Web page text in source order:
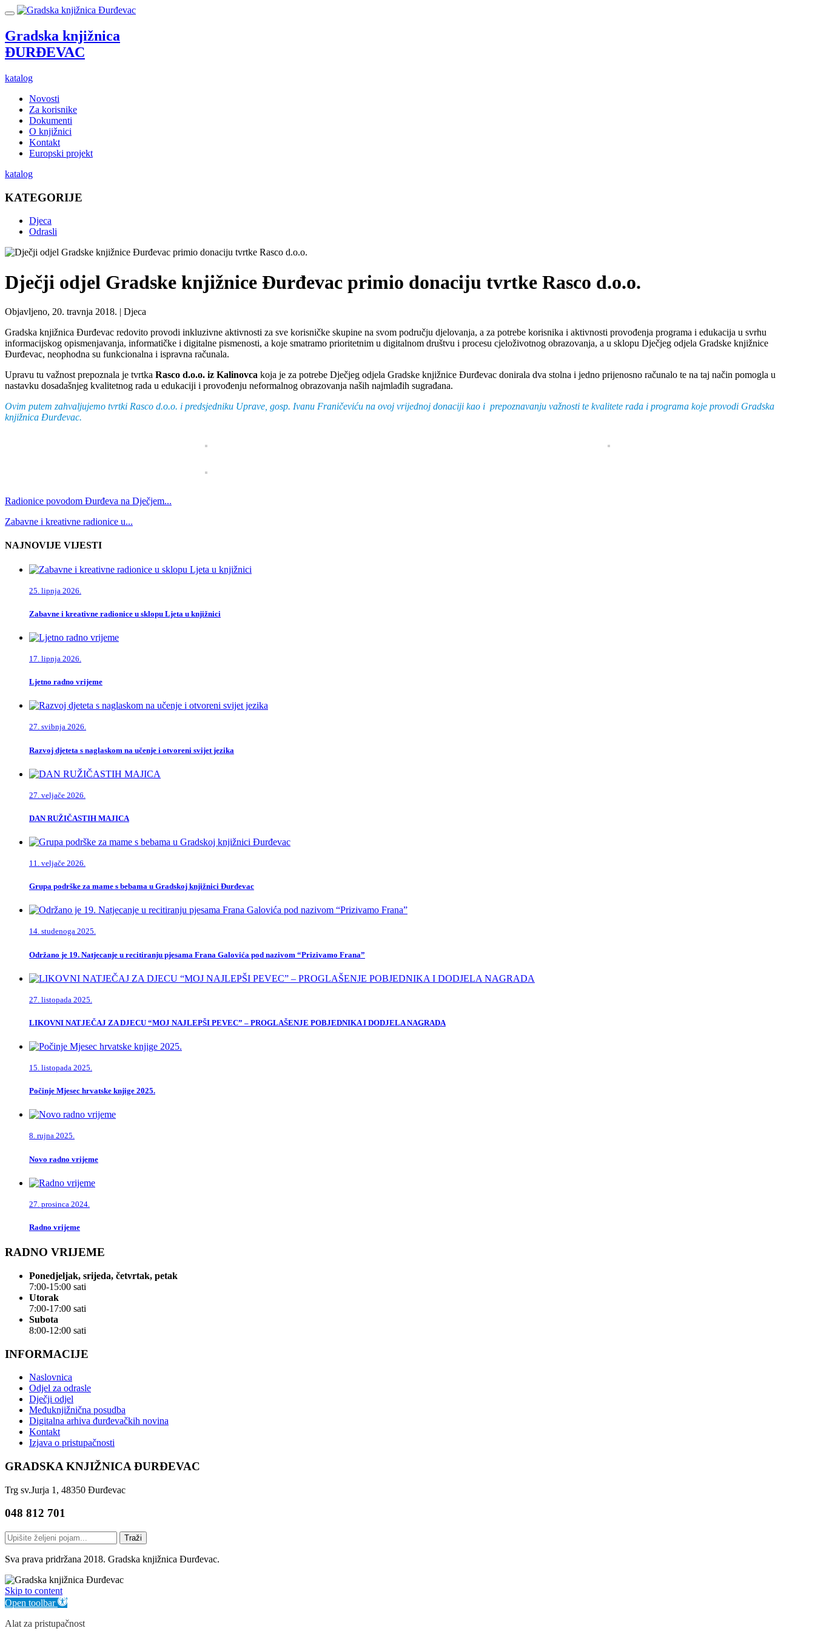
Gradska knjižnica
ĐURĐEVAC
katalog
Novosti
Za korisnike
Dokumenti
O knjižnici
Kontakt
Europski projekt
katalog
KATEGORIJE
Djeca
Odrasli
Dječji odjel Gradske knjižnice Đurđevac primio donaciju tvrtke Rasco d.o.o.
Objavljeno, 20. travnja 2018. | Djeca
Gradska knjižnica Đurđevac redovito provodi inkluzivne aktivnosti za sve korisničke skupine na svom području djelovanja, a za potrebe korisnika i aktivnosti provođenja programa i edukacija u svrhu
informacijskog opismenjavanja, informatičke i digitalne pismenosti, a koje smatramo prioritetnim u digitalnom društvu i procesu cjeloživotnog obrazovanja, a u sklopu Dječjeg odjela Gradske knjižnice
Đurđevac, neophodna su funkcionalna i ispravna računala.
Upravu tu važnost prepoznala je tvrtka Rasco d.o.o. iz Kalinovca koja je za potrebe Dječjeg odjela Gradske knjižnice Đurđevac donirala dva stolna i jedno prijenosno računalo te na taj način pomogla u
nastavku dosadašnjeg kvalitetnog rada u edukaciji i provođenju neformalnog obrazovanja naših najmlađih sugrađana.
Ovim putem zahvaljujemo tvrtki Rasco d.o.o. i predsjedniku Uprave, gosp. Ivanu Franičeviću na ovoj vrijednoj donaciji kao i prepoznavanju važnosti te kvalitete rada i programa koje provodi Gradska
knjižnica Đurđevac.
Radionice povodom Đurđeva na Dječjem...
Zabavne i kreativne radionice u...
NAJNOVIJE VIJESTI
25. lipnja 2026.
Zabavne i kreativne radionice u sklopu Ljeta u knjižnici
17. lipnja 2026.
Ljetno radno vrijeme
27. svibnja 2026.
Razvoj djeteta s naglaskom na učenje i otvoreni svijet jezika
27. veljače 2026.
DAN RUŽIČASTIH MAJICA
11. veljače 2026.
Grupa podrške za mame s bebama u Gradskoj knjižnici Đurđevac
14. studenoga 2025.
Održano je 19. Natjecanje u recitiranju pjesama Frana Galovića pod nazivom “Prizivamo Frana”
27. listopada 2025.
LIKOVNI NATJEČAJ ZA DJECU “MOJ NAJLEPŠI PEVEC” – PROGLAŠENJE POBJEDNIKA I DODJELA NAGRADA
15. listopada 2025.
Počinje Mjesec hrvatske knjige 2025.
8. rujna 2025.
Novo radno vrijeme
27. prosinca 2024.
Radno vrijeme
RADNO VRIJEME
Ponedjeljak, srijeda, četvrtak, petak
7:00-15:00 sati
Utorak
7:00-17:00 sati
Subota
8:00-12:00 sati
INFORMACIJE
Naslovnica
Odjel za odrasle
Dječji odjel
Međuknjižnična posudba
Digitalna arhiva đurđevačkih novina
Kontakt
Izjava o pristupačnosti
GRADSKA KNJIŽNICA ĐURĐEVAC
Trg sv.Jurja 1, 48350 Đurđevac
048 812 701
Traži
Sva prava pridržana 2018. Gradska knjižnica Đurđevac.
Skip to content
Open toolbar
Alat za pristupačnost